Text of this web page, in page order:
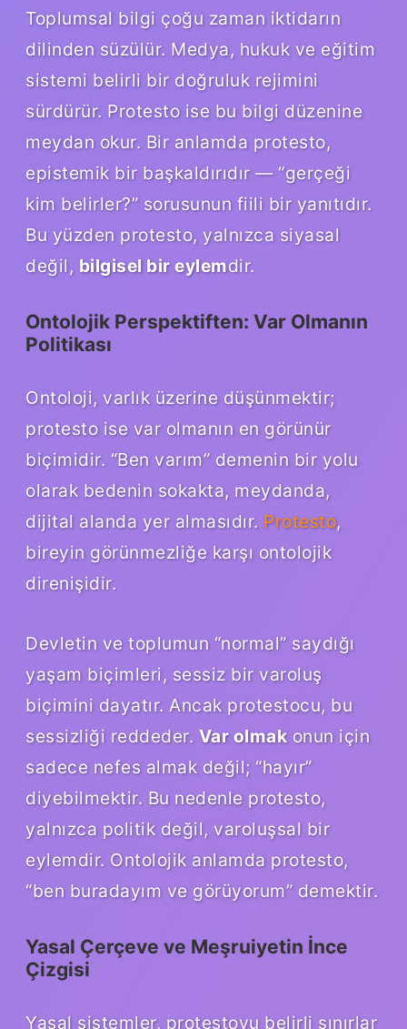
Toplumsal bilgi çoğu zaman iktidarın
dilinden süzülür. Medya, hukuk ve eğitim
sistemi belirli bir doğruluk rejimini
sürdürür. Protesto ise bu bilgi düzenine
meydan okur. Bir anlamda protesto,
epistemik bir başkaldırıdır — “gerçeği
kim belirler?” sorusunun fiili bir yanıtıdır.
Bu yüzden protesto, yalnızca siyasal
değil, bilgisel bir eylemdir.
Ontolojik Perspektiften: Var Olmanın
Politikası
Ontoloji, varlık üzerine düşünmektir;
protesto ise var olmanın en görünür
biçimidir. “Ben varım” demenin bir yolu
olarak bedenin sokakta, meydanda,
dijital alanda yer almasıdır. Protesto,
bireyin görünmezliğe karşı ontolojik
direnişidir.
Devletin ve toplumun “normal” saydığı
yaşam biçimleri, sessiz bir varoluş
biçimini dayatır. Ancak protestocu, bu
sessizliği reddeder. Var olmakonun için
sadece nefes almak değil; “hayır”
diyebilmektir. Bu nedenle protesto,
yalnızca politik değil, varoluşsal bir
eylemdir. Ontolojik anlamda protesto,
“ben buradayım ve görüyorum” demektir.
Yasal Çerçeve ve Meşruiyetin İnce
Çizgisi
Yasal sistemler, protestoyu belirli sınırlar